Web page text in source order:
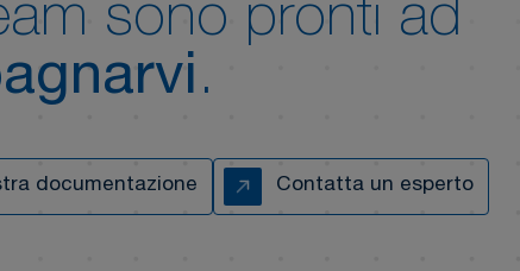
sono pronti ad
.
documentazione Contatta un esperto